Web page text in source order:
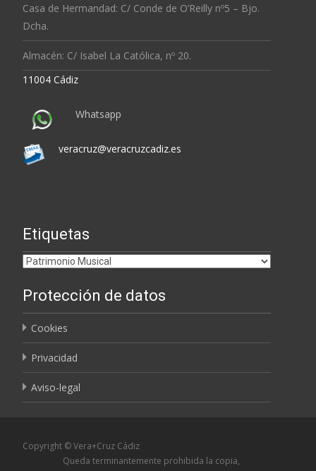
Casa de Hermandad: C/ Conde de O’Reilly nº5 – Bjo.
Dcha.
Almacén: C/ Isabel La Católica, nº 20.
11004 Cádiz
Whatsapp
veracruz@veracruzcadiz.es
Etiquetas
Etiquetas
Protección de datos
Cookies
Privacidad
Aviso-legal
Copyright © Vera+Cruz Cádiz
Queda terminantemente prohibida la copia,